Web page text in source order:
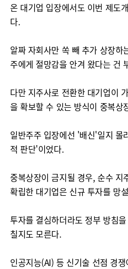
온 대기업 입장에서도 이번 제도
다.
알짜 자회사만 쏙 빼 추가 상장하
주에게 절망감을 안겨 왔다는 건
다만 지주사로 전환한 대기업이
을 확보할 수 있는 방식이 중복상
일반주주 입장에선 '배신'일지 몰
적 판단'이었다.
중복상장이 금지될 경우, 순수 지
확립한 대기업은 신규 투자를 망
투자를 결심하더라도 정부 방침
칠지도 모른다.
인공지능(AI) 등 신기술 선점 경